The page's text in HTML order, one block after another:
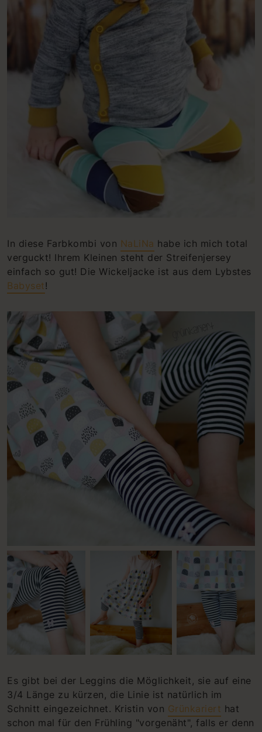
In diese Farbkombi von NaLiNa habe ich mich total
verguckt! Ihrem Kleinen steht der Streifenjersey
einfach so gut! Die Wickeljacke ist aus dem Lybstes
Babyset!
Es gibt bei der Leggins die Möglichkeit, sie auf eine
3/4 Länge zu kürzen, die Linie ist natürlich im
Schnitt eingezeichnet. Kristin von Grünkariert hat
schon mal für den Frühling "vorgenäht", falls er denn